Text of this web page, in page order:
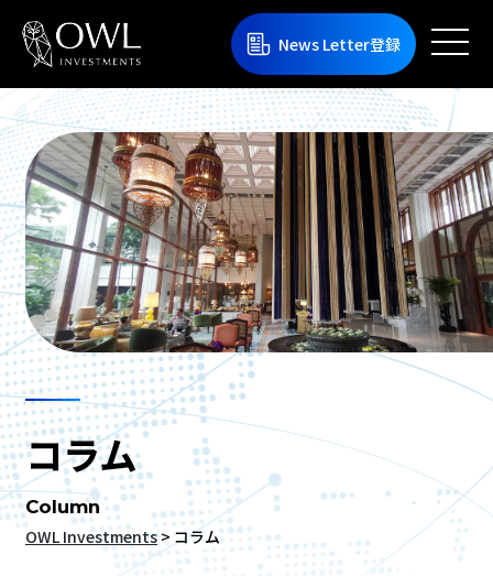
News Letter登録
コラム
Column
OWL Investments> コラム